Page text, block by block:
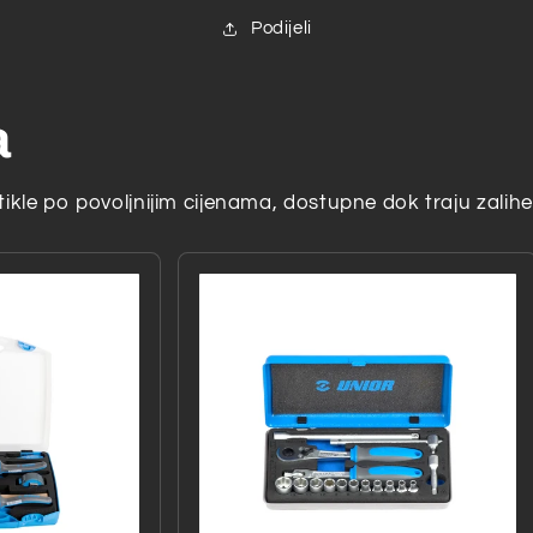
Podijeli
po povoljnijim cijenama, dostupne dok traju